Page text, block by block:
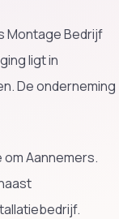
Montage Bedrijf
ligt in
De onderneming
Aannemers.